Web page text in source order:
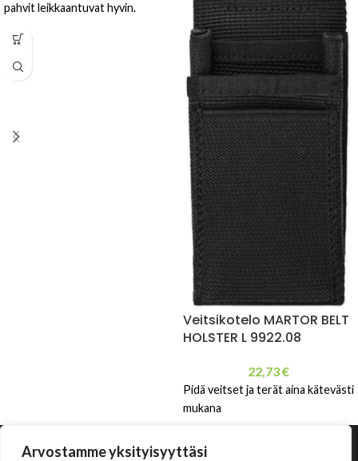
Arvostamme yksityisyyttäsi
pahvit leikkaantuvat hyvin.
Veitsikotelo MARTOR BELT
HOLSTER L 9922.08
22,73€
Pidä veitset ja terät aina kätevästi
mukana